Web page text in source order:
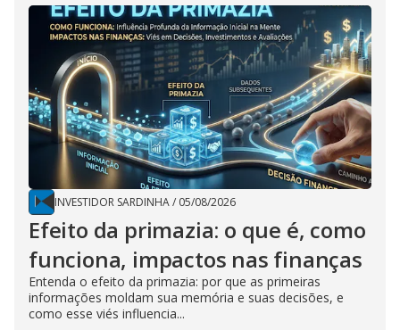
INVESTIDOR SARDINHA/ 05/08/2026
Efeito da primazia: o que é, como
funciona, impactos nas finanças
Entenda o efeito da primazia: por que as primeiras
informações moldam sua memória e suas decisões, e
como esse viés influencia...